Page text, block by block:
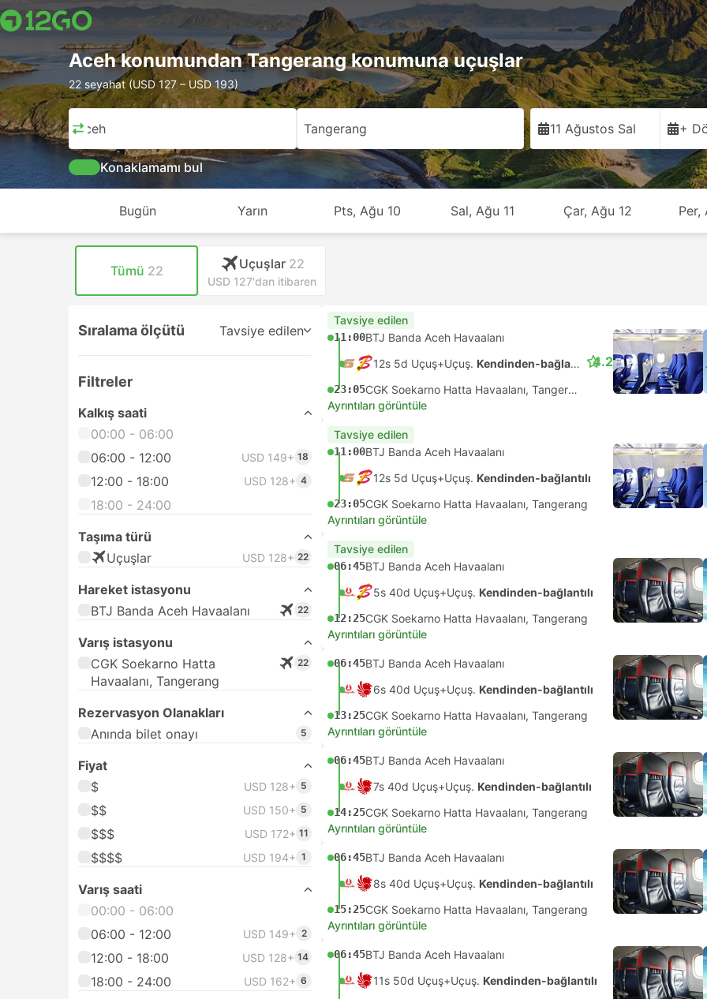
Aceh konumundan Tangerang konumuna uçuşlar
22 seyahat (USD 127 – USD 193)
Aceh Tangerang 11 Ağustos Sal +
Konaklamamı bul
Bugün Yarın Pts, Ağu 10 Sal, Ağu 11 Çar, Ağu 12 Per,
Tümü 22 Uçuşlar 22
USD 127'dan itibaren
Sıralama ölçütü Tavsiye edilen
Filtreler
Kalkış saati
00:00 - 06:00
06:00 - 12:00
USD 149+ 18
12:00 - 18:00 USD 128+ 4
18:00 - 24:00
Taşıma türü
Uçuşlar
USD 128+ 22
Hareket istasyonu
BTJ Banda Aceh Havaalanı
22
Varış istasyonu
CGK Soekarno Hatta
Havaalanı, Tangerang
22
Rezervasyon Olanakları
Anında bilet onayı
5
Fiyat
$
USD 128+ 5
$$ USD 150+ 5
$$$ USD 172+ 11
$$$$ USD 194+ 1
Varış saati
00:00 - 06:00
06:00 - 12:00
USD 149+ 2
12:00 - 18:00 USD 128+ 14
18:00 - 24:00 USD 162+ 6
Tavsiye edilen
11:00BTJ Banda Aceh Havaalanı
12s 5d Uçuş+Uçuş. Kendinden-bağlantılı
23:05 CGK Soekarno Hatta Havaalanı, Tangerang
4.2
Ayrıntıları görüntüle
Tavsiye edilen
11:00BTJ Banda Aceh Havaalanı
12s 5d Uçuş+Uçuş. Kendinden-bağlantılı
23:05CGK Soekarno Hatta Havaalanı, Tangerang
Ayrıntıları görüntüle
Tavsiye edilen
06:45BTJ Banda Aceh Havaalanı
5s 40d Uçuş+Uçuş. Kendinden-bağlantılı
12:25CGK Soekarno Hatta Havaalanı, Tangerang
Ayrıntıları görüntüle
06:45BTJ Banda Aceh Havaalanı
6s 40d Uçuş+Uçuş. Kendinden-bağlantılı
13:25CGK Soekarno Hatta Havaalanı, Tangerang
Ayrıntıları görüntüle
06:45BTJ Banda Aceh Havaalanı
7s 40d Uçuş+Uçuş. Kendinden-bağlantılı
14:25CGK Soekarno Hatta Havaalanı, Tangerang
Ayrıntıları görüntüle
06:45BTJ Banda Aceh Havaalanı
8s 40d Uçuş+Uçuş. Kendinden-bağlantılı
15:25CGK Soekarno Hatta Havaalanı, Tangerang
Ayrıntıları görüntüle
06:45BTJ Banda Aceh Havaalanı
11s 50d Uçuş+Uçuş. Kendinden-bağlantılı